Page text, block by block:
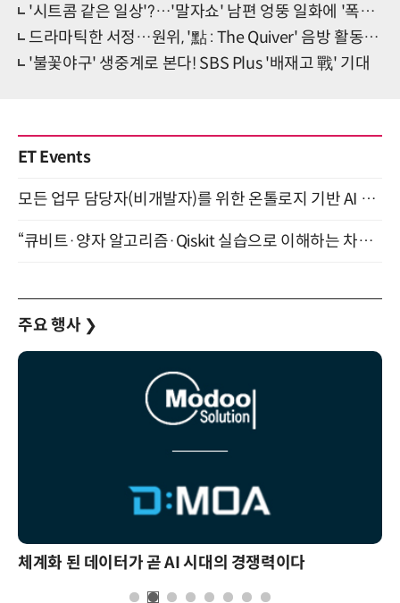
'시트콤 같은 일상'?…'말자쇼' 남편 엉뚱 일화에 '폭소 만발'
드라마틱한 서정…원위, '點 : The Quiver' 음방 활동 '성황리 마무리'
'불꽃야구' 생중계로 본다! SBS Plus '배재고 戰' 기대
ET Events
모든 업무 담당자(비개발자)를 위한 온톨로지 기반 AI 지식체계 설계 1-day 워크숍 8월 20일 개최
“큐비트·양자 알고리즘·Qiskit 실습으로 이해하는 차세대 컴퓨팅” (8/28)
주요 행사 ❯
체계화 된 데이터가 곧 AI 시대의 경쟁력이다